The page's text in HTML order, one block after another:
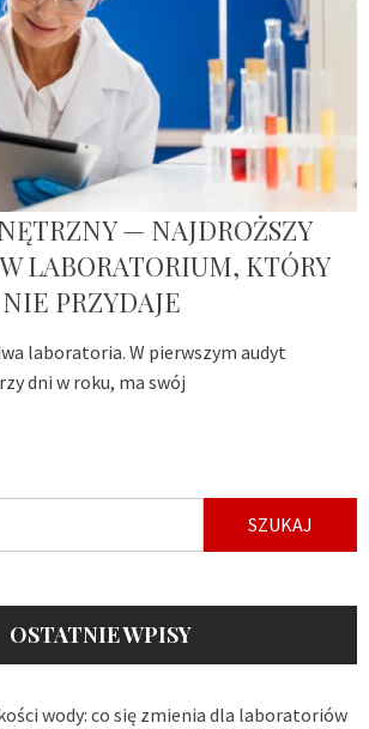
— NAJDROŻSZY
LABORATORIUM, KTÓRY
PRZYDAJE
laboratoria. W pierwszym audyt
dni w roku, ma swój
OSTATNIE WPISY
wody: co się zmienia dla laboratoriów